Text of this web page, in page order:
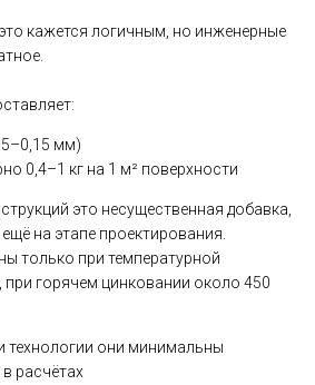
кажется логичным, но инженерные
мм)
0,4–1 кг на 1 м² поверхности
это несущественная добавка,
на этапе проектирования.
только при температурной
при горячем цинковании около 450
технологии они минимальны
расчётах